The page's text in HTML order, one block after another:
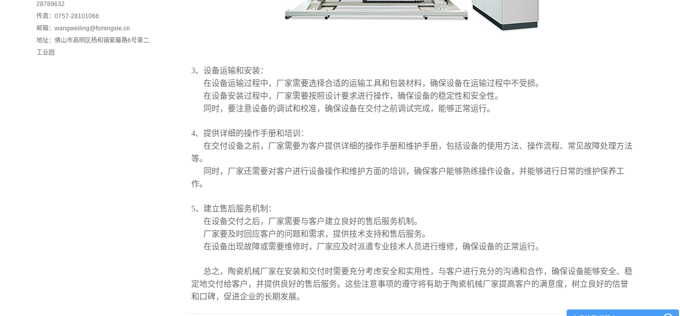
28789632
传真：0757-28101066
邮箱：wangweiling@fsmingxie.cn
地址：佛山市高明区杨和镇紫藤路6号第二
工业园
3、设备运输和安装：
在设备运输过程中，厂家需要选择合适的运输工具和包装材料，确保设备在运输过程中不受损。
在设备安装过程中，厂家需要按照设计要求进行操作，确保设备的稳定性和安全性。
同时，要注意设备的调试和校准，确保设备在交付之前调试完成，能够正常运行。
4、提供详细的操作手册和培训：
在交付设备之前，厂家需要为客户提供详细的操作手册和维护手册，包括设备的使用方法、操作流程、常见故障处理方法
等。
同时，厂家还需要对客户进行设备操作和维护方面的培训，确保客户能够熟练操作设备，并能够进行日常的维护保养工
作。
5、建立售后服务机制：
在设备交付之后，厂家需要与客户建立良好的售后服务机制。
厂家要及时回应客户的问题和需求，提供技术支持和售后服务。
在设备出现故障或需要维修时，厂家应及时派遣专业技术人员进行维修，确保设备的正常运行。
总之，陶瓷机械厂家在安装和交付时需要充分考虑安全和实用性，与客户进行充分的沟通和合作，确保设备能够安全、稳
定地交付给客户，并提供良好的售后服务。这些注意事项的遵守将有助于陶瓷机械厂家提高客户的满意度，树立良好的信誉
和口碑，促进企业的长期发展。